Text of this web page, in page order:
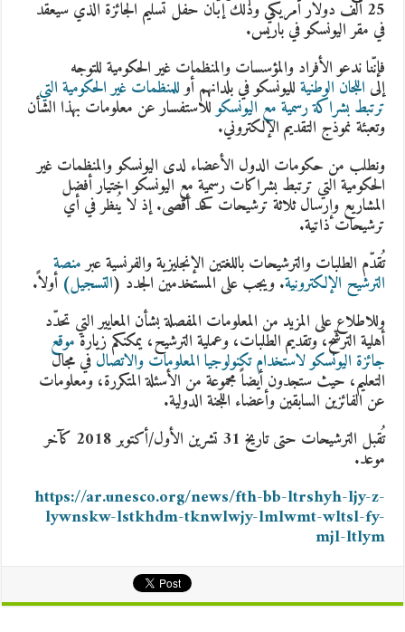
25 ألف دولار أمريكي وذلك إبّان حفل تسليم الجائزة الذي سيعقد
في مقر اليونسكو في باريس.
فإنّنا ندعو الأفراد والمؤسسات والمنظمات غير الحكومية للتوجه
إلى اللجان الوطنيةلليونسكو في بلدانهم أوللمنظمات غير الحكومية التي
ترتبط بشراكة رسمية مع اليونسكوللاستفسار عن معلومات بهذا الشأن
وتعبئة نموذج التقديم الإلكتروني.
ونطلب من حكومات الدول الأعضاء لدى اليونسكو والمنظمات غير
الحكومية التي ترتبط بشراكات رسمية مع اليونسكو اختيار أفضل
المشاريع وإرسال ثلاثة ترشيحات كحد أقصى. إذ لا يُنظر في أي
ترشيحات ذاتية.
تُقدّم الطلبات والترشيحات باللغتين الإنجليزية والفرنسية عبرمنصة
الترشيح الإلكترونية. ويجب على المستخدمين الجدد (التسجيل) أولاً.
وللاطلاع على المزيد من المعلومات المفصلة بشأن المعايير التي تحدّد
أهلية الترشّح، وتقديم الطلبات، وعملية الترشيح، يمكنكم زيارةموقع
جائزة اليونسكو لاستخدام تكنولوجيا المعلومات والاتصالفي مجال
التعليم، حيث ستجدون أيضاً مجموعة من الأسئلة المتكررة، ومعلومات
عن الفائزين السابقين وأعضاء اللجنة الدولية.
تُقبل الترشيحات حتى تاريخ 31 تشرين الأول/أكتوبر 2018 كآخر
موعد.
https://ar.unesco.org/news/fth-bb-ltrshyh-ljy-z-
lywnskw-lstkhdm-tknwlwjy-lmlwmt-wltsl-fy-
mjl-ltlym